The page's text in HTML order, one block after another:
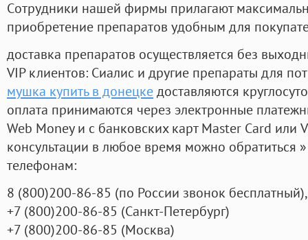
Cотрудники нашей фирмы прилагают
приобретение препаратов удобным для
доставка препаратов осуществляется без
VIP клиентов: Сиалис и другие препараты для
мушка купить в донецкедоставляются
оплата принимаются через электронные
Web Money и с банковских карт Master Card или
консультации в любое время можно обратиться
телефонам:
8 (800)200-86-85 (по России звонок бесплатный),
+7 (800)200-86-85 (Санкт-Петербург)
+7 (800)200-86-85 (Москва)